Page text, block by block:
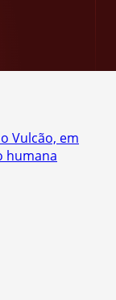
Vulcão, em
humana